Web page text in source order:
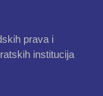
prava i
institucija